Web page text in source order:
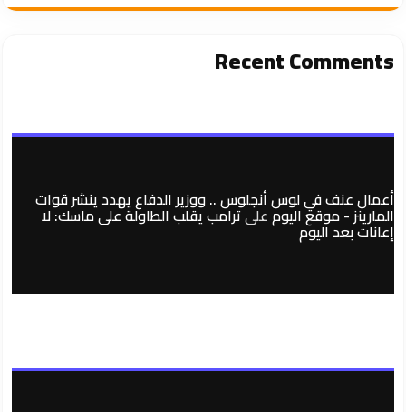
Recent Comments
أعمال عنف في لوس أنجلوس .. ووزير الدفاع يهدد ينشر قوات
المارينز - موقع اليومعلىترامب يقلب الطاولة على ماسك: لا
إعانات بعد اليوم